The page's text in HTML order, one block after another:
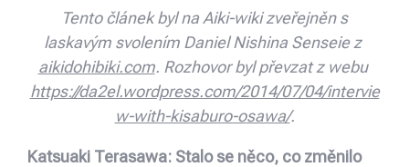
Tento článek byl na Aiki-wiki zveřejněn s
laskavým svolením Daniel Nishina Senseie z
aikidohibiki.com. Rozhovor byl převzat z webu
https://da2el.wordpress.com/2014/07/04/intervie
w-with-kisaburo-osawa/.
Katsuaki Terasawa: Stalo se něco, co změnilo